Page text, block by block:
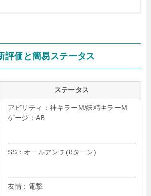
評価と簡易ステータス
ステータス
アビリティ：神キラーM/妖精キラーM
ゲージ：AB
SS：オールアンチ(8ターン)
友情：電撃